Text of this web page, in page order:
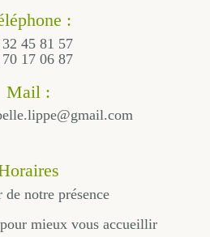
:
45 81 57
17 06 87
Mail :
de notre présence
mieux vous accueillir